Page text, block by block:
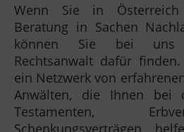
Wenn Sie in
Beratung in Sachen
können Sie bei uns
Rechtsanwalt dafür
ein Netzwerk von
Anwälten, die Ihnen bei
Testamenten,
Schenkungsverträgen